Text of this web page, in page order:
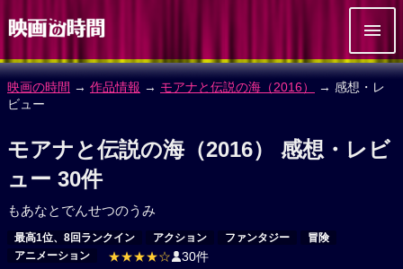
映画の時間 → 作品情報 → モアナと伝説の海（2016）
→ 感想・レ
ビュー
モアナと伝説の海（2016） 感想・レビ
ュー 30件
もあなとでんせつのうみ
最高1位、8回ランクイン アクション ファンタジー
冒険
アニメーション
★★★★☆ 30件